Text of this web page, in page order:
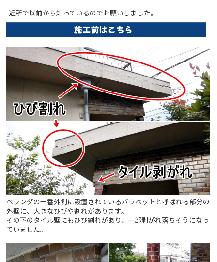
近所で以前から知っているのでお願いしました。
ベランダの一番外側に設置されているパラペットと呼ばれる部分の
外壁に、大きなひびや割れがあります。
その下のタイル壁にもひび割れがあり、一部剥がれ落ちそうになっ
ていました。